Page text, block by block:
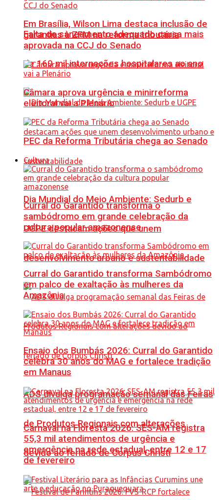
Falta de saneamento adequado causa mais
de 160 mil internações hospitalares ao ano
Dia Mundial do Meio Ambiente: Sedurb e
UGPE destacam ações que unem
desenvolvimento urbano e sustentabilidade
ADS divulga programação semanal das Feiras
de Produtos Regionais com alterações
devido ao feriado de Corpus Christi
Em Brasília, Wilson Lima destaca inclusão de
garantias à ZFM na reforma tributária
aprovada na CCJ do Senado
Câmara aprova urgência e minirreforma
eleitoral vai a Plenário
PEC da Reforma Tributária chega ao Senado
Cultura
Curral do Garantido transforma o
sambódromo em grande celebração da
cultura popular amazonense
Curral do Garantido transforma Sambódromo
em palco de exaltação às mulheres da
Amazônia
Ensaio dos Bumbás 2026: Curral do Garantido
celebra 30 anos do MAG e fortalece tradição
em Manaus
Carnaval na Floresta 2026: SES-AM registra
55,3 mil atendimentos de urgência e
emergência na rede estadual, entre 12 e 17
de fevereiro